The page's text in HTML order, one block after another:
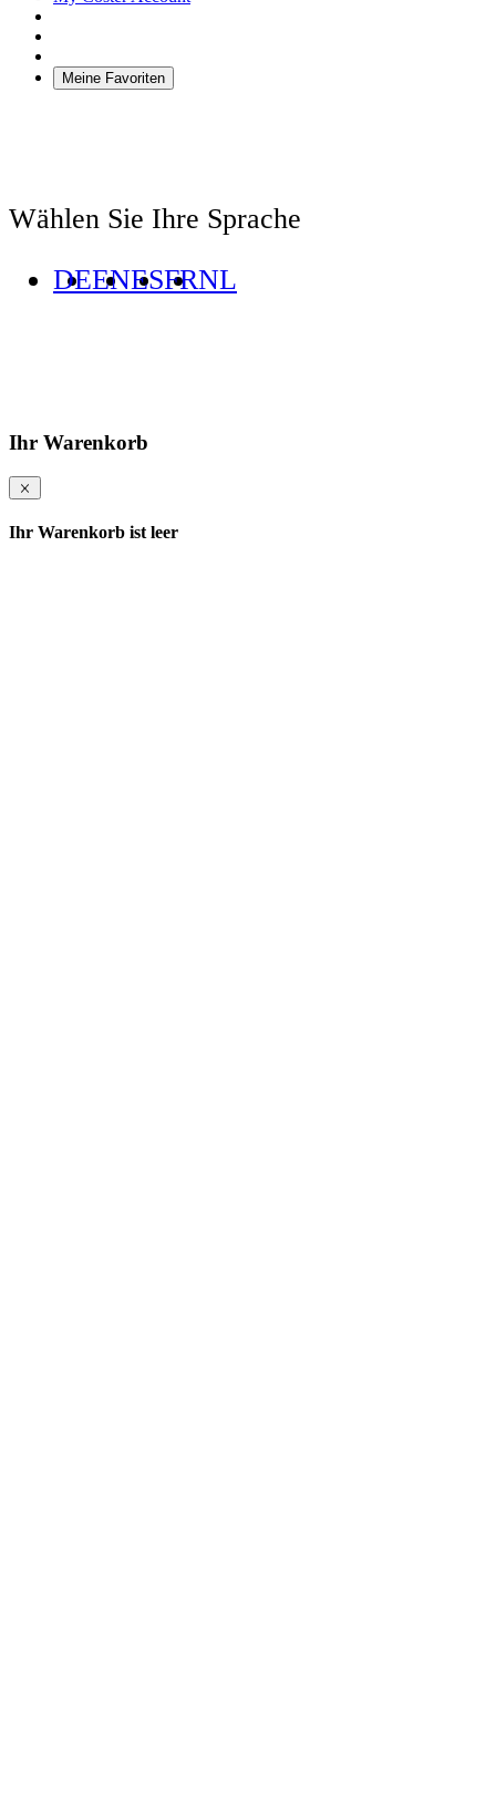
Meine Favoriten
Wählen Sie Ihre Sprache
DEENESFRNL
Ihr Warenkorb
Ihr Warenkorb ist leer